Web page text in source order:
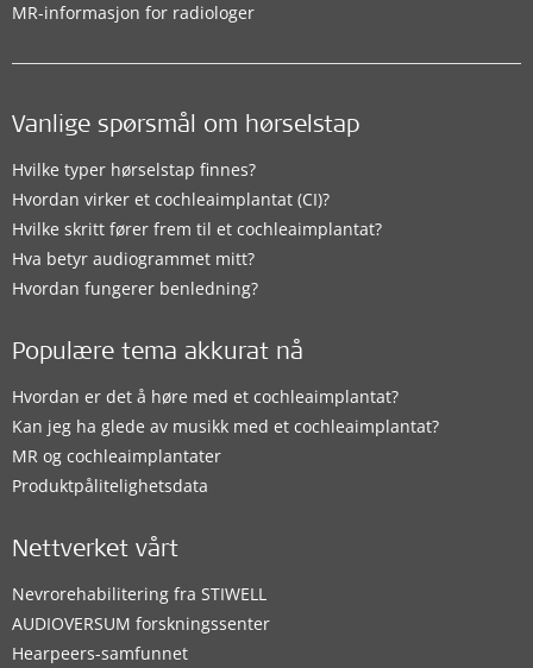
MR-informasjon for radiologer
Vanlige spørsmål om hørselstap
Hvilke typer hørselstap finnes?
Hvordan virker et cochleaimplantat (CI)?
Hvilke skritt fører frem til et cochleaimplantat?
Hva betyr audiogrammet mitt?
Hvordan fungerer benledning?
Populære tema akkurat nå
Hvordan er det å høre med et cochleaimplantat?
Kan jeg ha glede av musikk med et cochleaimplantat?
MR og cochleaimplantater
Produktpålitelighetsdata
Nettverket vårt
Nevrorehabilitering fra STIWELL
AUDIOVERSUM forskningssenter
Hearpeers-samfunnet